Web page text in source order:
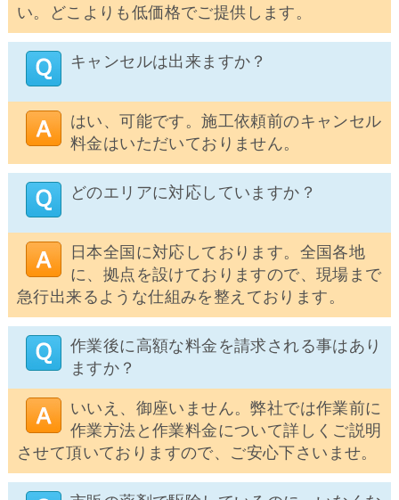
い。どこよりも低価格でご提供します。
キャンセルは出来ますか？
はい、可能です。施工依頼前のキャンセル
料金はいただいておりません。
どのエリアに対応していますか？
日本全国に対応しております。全国各地
に、拠点を設けておりますので、現場まで
急行出来るような仕組みを整えております。
作業後に高額な料金を請求される事はあり
ますか？
いいえ、御座いません。弊社では作業前に
作業方法と作業料金について詳しくご説明
させて頂いておりますので、ご安心下さいませ。